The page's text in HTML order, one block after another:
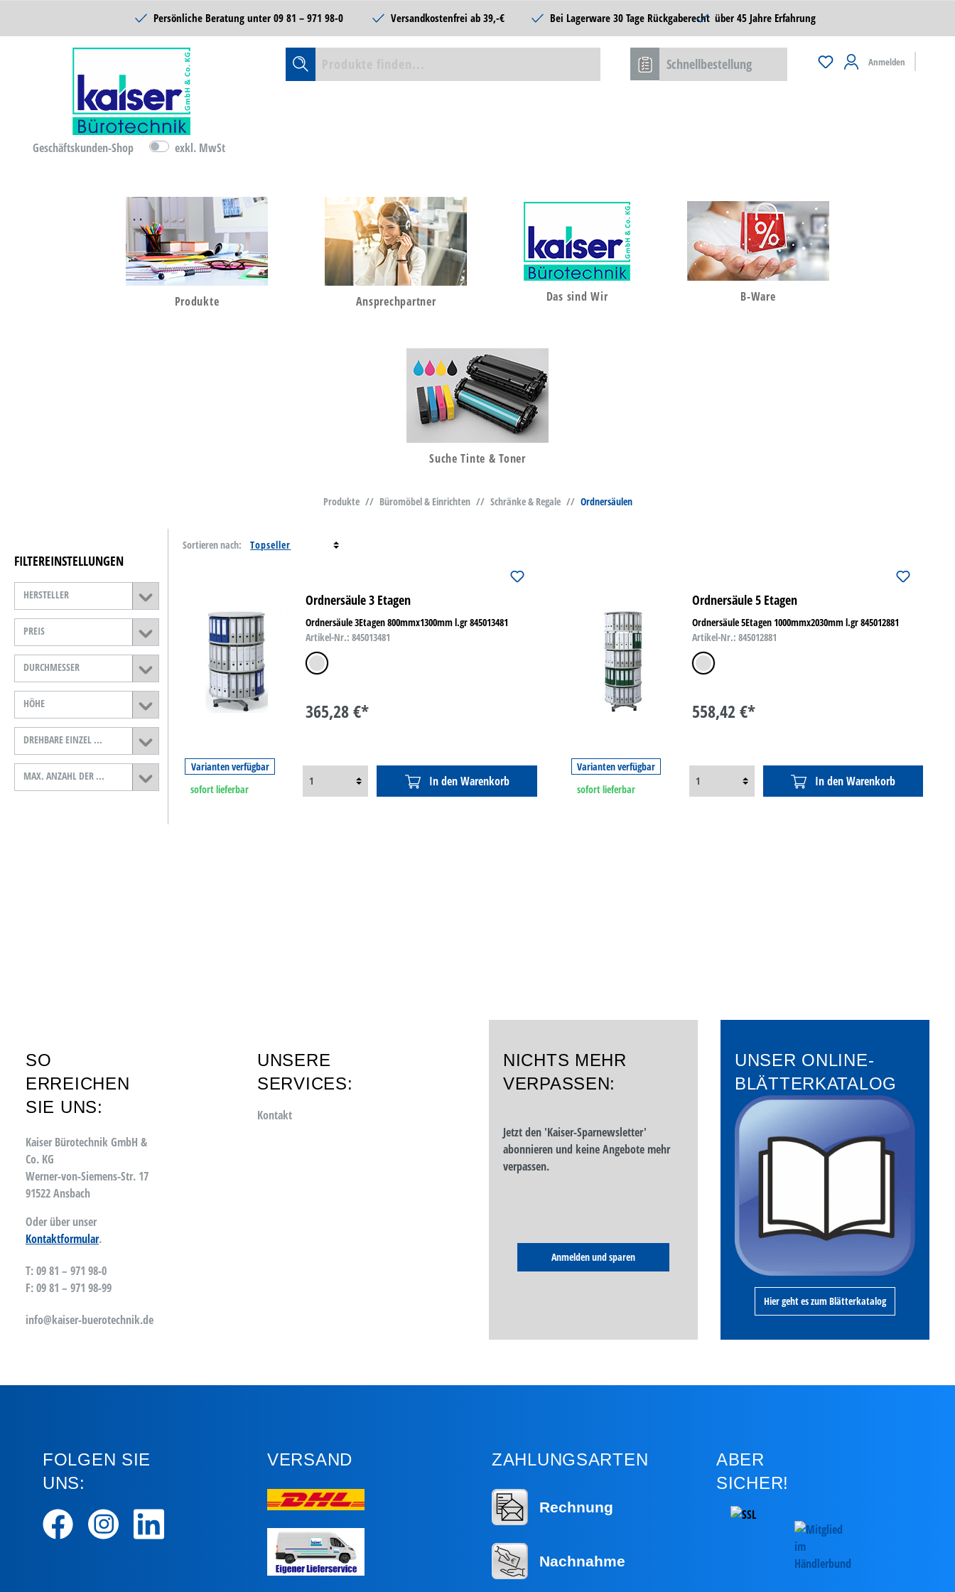
Persönliche Beratung unter 09 81 – 971 98-0 Versandkostenfrei ab 39,-€ Bei Lagerware 30 Tage Rückgaberecht über 45 Jahre Erfahrung
Geschäftskunden-Shop exkl. MwSt
Schnellbestellung Anmelden
Produkte Ansprechpartner Das sind Wir B-Ware
Suche Tinte & Toner
Bürobedarf
Büromöbel & Einrichten
Catering & Food
Lager- &
Betriebsausstattung
B-Ware
D-Ware
Produkte // Büromöbel & Einrichten // Schränke & Regale // Ordnersäulen
FILTEREINSTELLUNGEN
HERSTELLER
PREIS
DURCHMESSER
HÖHE
DREHBARE EINZEL ...
MAX. ANZAHL DER ...
Sortieren nach:
Ordnersäule 3 Etagen
Ordnersäule 3Etagen 800mmx1300mm l.gr 845013481
Artikel-Nr.: 845013481
lichtgrau
365,28 €*
Varianten verfügbar
sofort lieferbar
In den Warenkorb
Ordnersäule 5 Etagen
Ordnersäule 5Etagen 1000mmx2030mm l.gr 845012881
Artikel-Nr.: 845012881
lichtgrau
558,42 €*
Varianten verfügbar
sofort lieferbar
In den Warenkorb
SO
ERREICHEN
SIE UNS:
Kaiser Bürotechnik GmbH &
Co. KG
Werner-von-Siemens-Str. 17
91522 Ansbach
Oder über unser
Kontaktformular.
T: 09 81 – 971 98-0
F: 09 81 – 971 98-99
info@kaiser-buerotechnik.de
UNSERE
SERVICES:
Kontakt
NICHTS MEHR
VERPASSEN:
Jetzt den 'Kaiser-Sparnewsletter'
abonnieren und keine Angebote mehr
verpassen.
Anmelden und sparen
UNSER ONLINE-
BLÄTTERKATALOG
Hier geht es zum Blätterkatalog
FOLGEN SIE
UNS:
VERSAND ZAHLUNGSARTEN
Rechnung
Nachnahme
ABER
SICHER!
Schulbedarf
Catering & Food
Technik
Lager- &
Betriebsausstattung
D-Ware